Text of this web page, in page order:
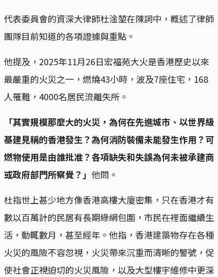
代表委員會的資深大律師杜淦堃在陳詞中，概述了律師
團隊目前知道的各項證據與重點。
他提及，2025年11月26日宏福苑大火是香港歷史以來
最嚴重的火災之一，燃燒43小時，波及7座住宅，168
人罹難，4000名居民流離失所。
「其實規模那麼大的火災，為何在先進城市、以世界級
基建見稱的香港發生？為何消防裝備未能發生作用？可
燃物使用是由誰批准？各項缺失和失誤為何未被承建商
或政府部門所察覺？」 他問。
杜指世上甚少地方像香港高樓大廈密集，只在香港才有
數以百萬計的民居有長期綠網包圍，市民在裡面繼續生
活，動輒數月，甚至經年。他指，香港建築物存在各種
火災的風險不容忽視，火災帶來沉重而清晰的警號，促
使社會正視迫切的火災風險，以及大型樓宇維修中更深